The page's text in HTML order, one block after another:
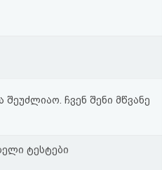
ჩვენ შენი მწვანე
ტესტები